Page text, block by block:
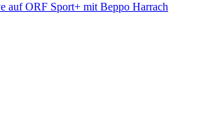
auf ORF Sport+ mit Beppo Harrach